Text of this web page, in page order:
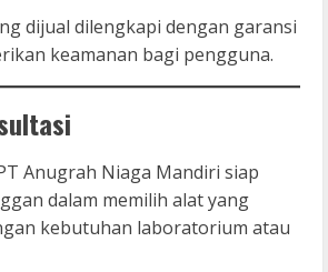
dijual dilengkapi dengan garansi
keamanan bagi pengguna.
Anugrah Niaga Mandiri siap
dalam memilih alat yang
kebutuhan laboratorium atau